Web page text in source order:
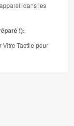
dans les
!):
Vitre Tactile pour